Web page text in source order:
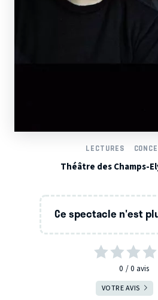
LECTURES
Théâtre des Champs-
Ce spectacle n'est
0 0 avis
VOTRE AVIS